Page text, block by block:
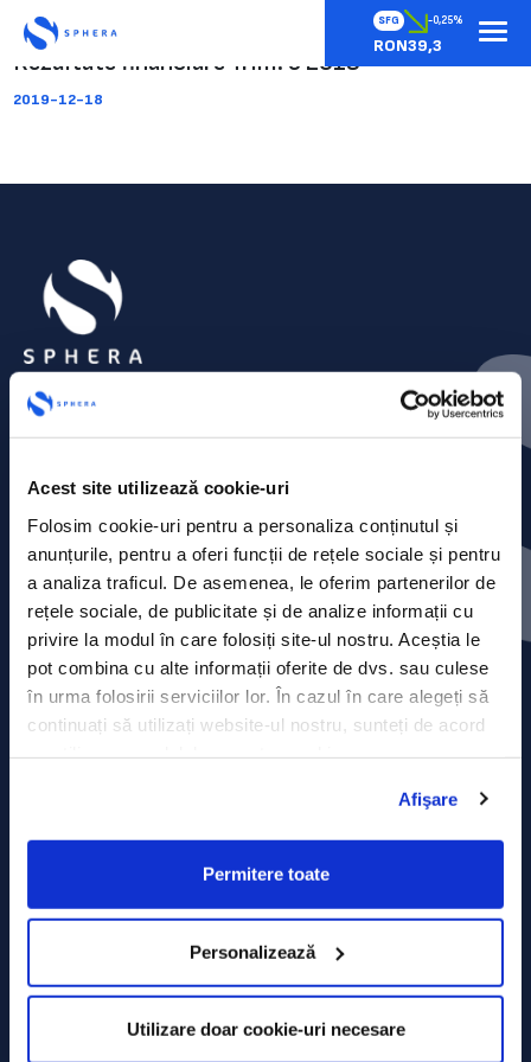
Acest site utilizează cookie-uri
Folosim cookie-uri pentru a personaliza conținutul și
anunțurile, pentru a oferi funcții de rețele sociale și pentru
a analiza traficul. De asemenea, le oferim partenerilor de
rețele sociale, de publicitate și de analize informații cu
privire la modul în care folosiți site-ul nostru. Aceștia le
pot combina cu alte informații oferite de dvs. sau culese
în urma folosirii serviciilor lor. În cazul în care alegeți să
continuați să utilizați website-ul nostru, sunteți de acord
Afişare
Permitere toate
Personalizează
Utilizare doar cookie-uri necesare
SFG -0,25%
RON39,3
Rezultate financiare Trim. 3 2019
2019-12-18
Contact
Comunicate de presă
Politica de confidențialitate
Politica de prelucrare a datelor
Declarația Cookie